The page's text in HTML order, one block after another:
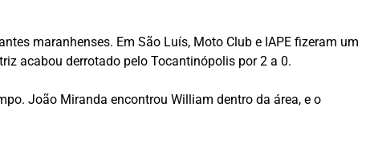
maranhenses. Em São Luís, Moto Club e IAPE fizeram um
acabou derrotado pelo Tocantinópolis por 2 a 0.
João Miranda encontrou William dentro da área, e o